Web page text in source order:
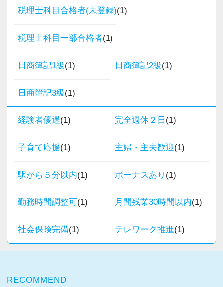
個人事務所ならではの自由な雰囲気で、気負い
職員同士の距離も近く、先輩へ相談しながら業
パソコン作業になりますので、目や脳が疲れた
ら、お茶やお菓子で糖分補給もしながら、作業
を進めています。
★入社後の仕事内容★
して頂きながら、
完全在宅会計スタッフとして、会計業務全般を
・年末調整業務
税理士科目合格者(未登録)(1)
税理士科目一部合格者(1)
日商簿記1級(1) 日商簿記2級(1)
日商簿記3級(1)
経験者優遇(1) 完全週休２日 (1)
子育て応援(1) 主婦・主夫歓迎(1)
駅から５分以内(1) ボーナスあり (1)
勤務時間調整可(1) 月間残業30時間以内(1)
社会保険完備(1) テレワーク推進(1)
RECOMMEND